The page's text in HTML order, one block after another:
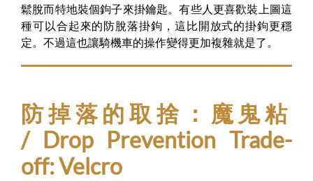
鬆脫而特地裝個鉤子來掛鑰匙。有些人更喜歡裝上圖這
種可以合起來的防脫落掛鉤，這比開放式的掛鉤更穩
定。不過這也讓騎機車的操作變得更加複雜就是了。
防掉落的取捨：魔鬼粘
/ Drop Prevention Trade-
off: Velcro